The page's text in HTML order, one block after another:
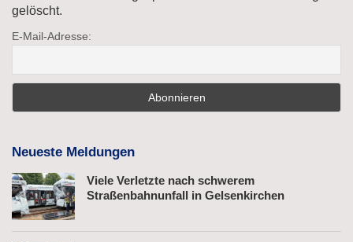
gelöscht.
E-Mail-Adresse:
Neueste Meldungen
Viele Verletzte nach schwerem
Straßenbahnunfall in Gelsenkirchen